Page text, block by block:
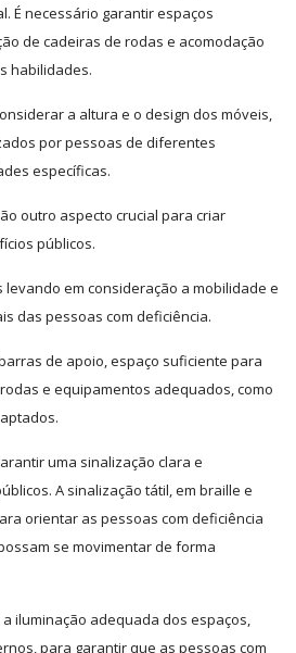
É necessário garantir espaços
de cadeiras de rodas e acomodação
habilidades.
a altura e o design dos móveis,
por pessoas de diferentes
específicas.
outro aspecto crucial para criar
públicos.
em consideração a mobilidade e
das pessoas com deficiência.
de apoio, espaço suficiente para
e equipamentos adequados, como
uma sinalização clara e
A sinalização tátil, em braille e
orientar as pessoas com deficiência
se movimentar de forma
iluminação adequada dos espaços,
para garantir que as pessoas com